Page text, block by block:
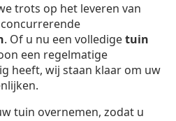
trots op het leveren van
. Of u nu een volledigetuin
een regelmatige
heeft, wij staan klaar om uw
tuin overnemen, zodat u